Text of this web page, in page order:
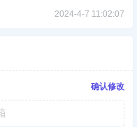
2024-4-7 11:02:07
确认修改